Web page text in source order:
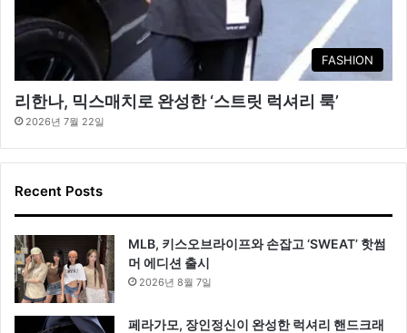
FASHION
리한나, 믹스매치로 완성한 ‘스트릿 럭셔리 룩’
2026년 7월 22일
Recent Posts
MLB, 키스오브라이프와 손잡고 ‘SWEAT’ 핫썸
머 에디션 출시
2026년 8월 7일
페라가모, 장인정신이 완성한 럭셔리 핸드크래